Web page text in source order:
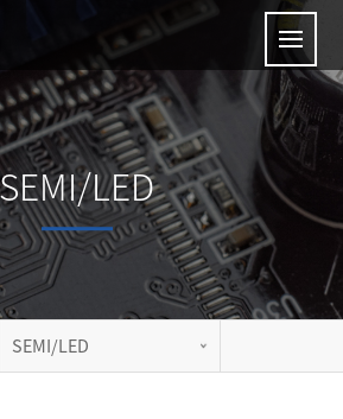
SEMI/LED
SEMI/LED